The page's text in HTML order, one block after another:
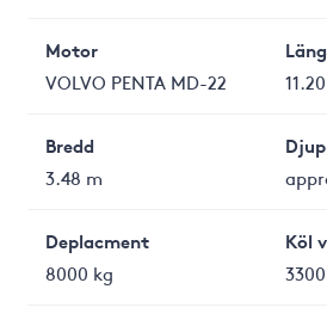
Motor
VOLVO PENTA MD-22
Bredd
3.48 m
Djup
Deplacment
8000 kg
Köl
3300